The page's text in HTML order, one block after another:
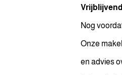
Nog
Onze
en advies